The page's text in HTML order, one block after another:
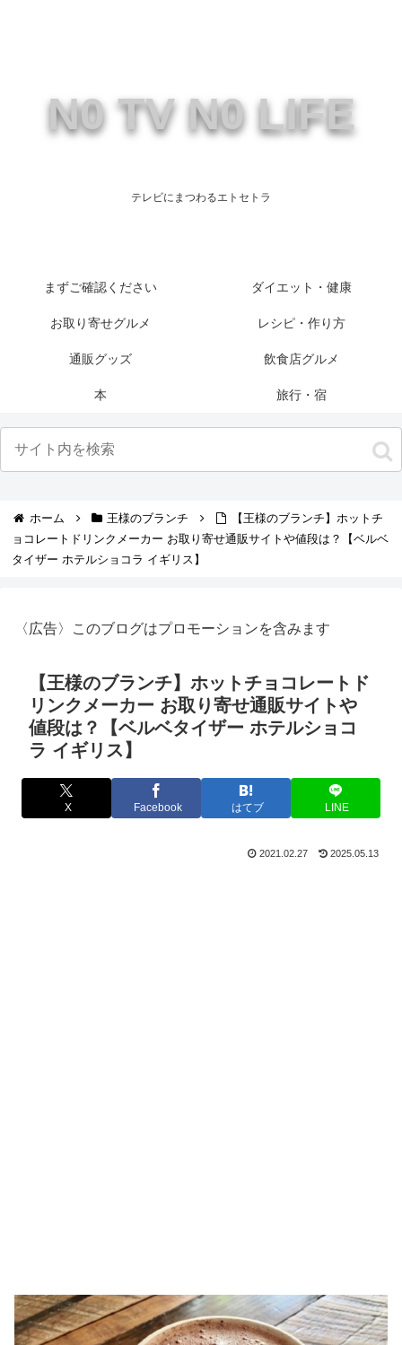
N0 TV N0 LIFE
テレビにまつわるエトセトラ
まずご確認ください ダイエット・健康
お取り寄せグルメ レシピ・作り方
通販グッズ 飲食店グルメ
本 旅行・宿
ホーム 王様のブランチ
【王様のブランチ】ホットチ
ョコレートドリンクメーカー お取り寄せ通販サイトや値段は？【ベルベ
タイザー ホテルショコラ イギリス】
〈広告〉このブログはプロモーションを含みます
【王様のブランチ】ホットチョコレートド
リンクメーカー お取り寄せ通販サイトや
値段は？【ベルベタイザー ホテルショコ
ラ イギリス】
X Facebook はてブ LINE
2021.02.27 2025.05.13